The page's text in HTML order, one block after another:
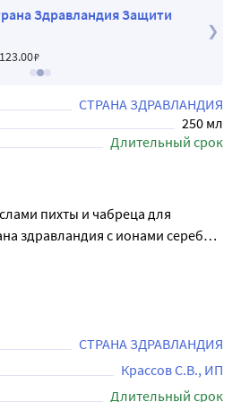
Здравландия Защити
.00₽
СТРАНА ЗДРАВЛАНДИЯ
250 мл
Длительный срок
пихты и чабреца для
здравландия с ионами серебра
и восстановления детской кожи,
успокаивают,
и помогают подготовиться
как
что особенно важно в
Не содержит красителей. Не
СТРАНА ЗДРАВЛАНДИЯ
Крассов С.В., ИП
Длительный срок